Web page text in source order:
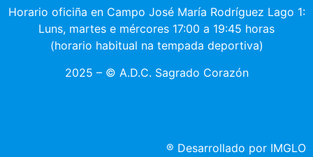
Horario oficiña en Campo José María Rodríguez Lago 1:
Luns, martes e mércores 17:00 a 19:45 horas
(horario habitual na tempada deportiva)
2025 – © A.D.C. Sagrado Corazón
® Desarrollado por IMGLO